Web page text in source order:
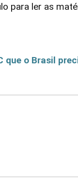
Nacional
para ler as
que o Brasil